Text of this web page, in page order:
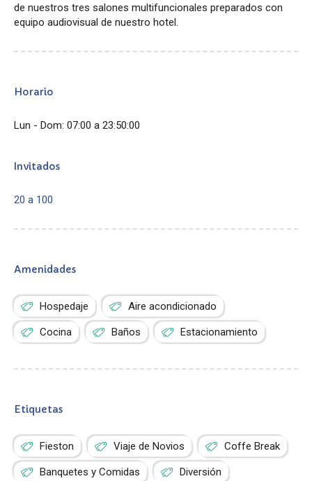
de nuestros tres salones multifuncionales preparados con
equipo audiovisual de nuestro hotel.
Horario
Lun - Dom: 07:00 a 23:50:00
Invitados
20 a 100
Amenidades
Hospedaje Aire acondicionado
Cocina Baños Estacionamiento
Etiquetas
Fieston Viaje de Novios Coffe Break
Banquetes y Comidas Diversión